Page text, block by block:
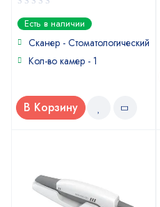
0
out
of
Есть в наличии
Сканер - Стоматологический
Кол-во камер - 1
В Корзину